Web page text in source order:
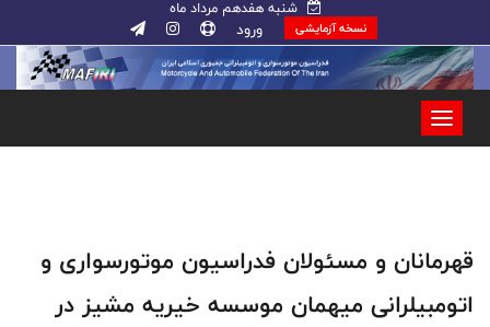
شنبه هفدهم مرداد ماه
نسخه آزمایشی ورود
قهرمانان و مسئولان فدراسیون موتورسواری و
اتومبیلرانی میهمان موسسه خیریه مشیز در